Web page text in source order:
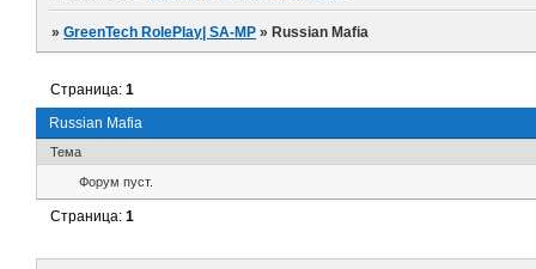
»GreenTech RolePlay| SA-MP »Russian Mafia
Russian Mafia
Страница:1
Тема
Форум пуст.
Страница:1